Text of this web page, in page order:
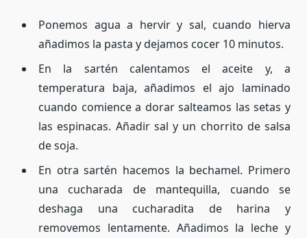
Ponemos agua a hervir y sal, cuando hierva
añadimos la pasta y dejamos cocer 10 minutos.
En la sartén calentamos el aceite y, a
temperatura baja, añadimos el ajo laminado
cuando comience a dorar salteamos las setas y
las espinacas. Añadir sal y un chorrito de salsa
de soja.
En otra sartén hacemos la bechamel. Primero
una cucharada de mantequilla, cuando se
deshaga una cucharadita de harina y
removemos lentamente. Añadimos la leche y